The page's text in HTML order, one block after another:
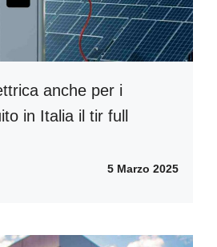
anche per i
in Italia il tir full
5 Marzo 2025